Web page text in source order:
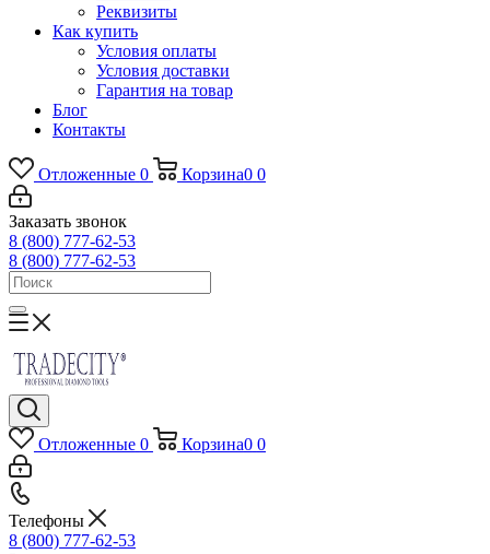
Реквизиты
Как купить
Условия оплаты
Условия доставки
Гарантия на товар
Блог
Контакты
Отложенные 0 Корзина0 0
Заказать звонок
8 (800) 777-62-53
8 (800) 777-62-53
Отложенные 0 Корзина0 0
Телефоны
8 (800) 777-62-53